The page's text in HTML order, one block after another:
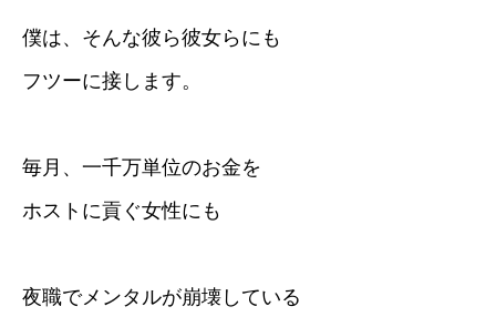
僕は、そんな彼ら彼女らにも
フツーに接します。
毎月、一千万単位のお金を
ホストに貢ぐ女性にも
夜職でメンタルが崩壊している